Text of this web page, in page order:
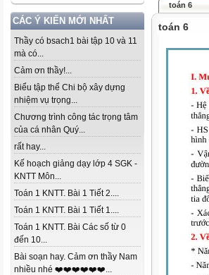
CÁC Ý KIẾN MỚI NHẤT
Thầy có bsach1 bài tập 10 và 11
mà có...
Cảm ơn thầy!...
Biểu tập thể Chi bộ xây dựng
nhiệm vụ trọng...
Chương trình công tác trọng tâm
của cá nhân Quý...
rất hay...
Kế hoạch giảng dạy lớp 4 SGK -
KNTT Môn...
Toán 1 KNTT. Bài 1 Tiết 2....
Toán 1 KNTT. Bài 1 Tiết 1....
Toán 1 KNTT. Bài Các số từ 0
đến 10...
Bài soạn hay. Cảm ơn thầy Nam
nhiều nhé ❤️❤️❤️❤️❤️❤️...
toán 6
toán 6